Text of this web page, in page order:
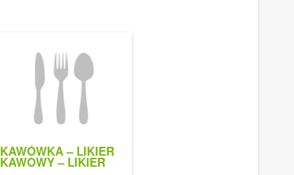
KAWÓWKA – LIKIER
KAWOWY – LIKIER